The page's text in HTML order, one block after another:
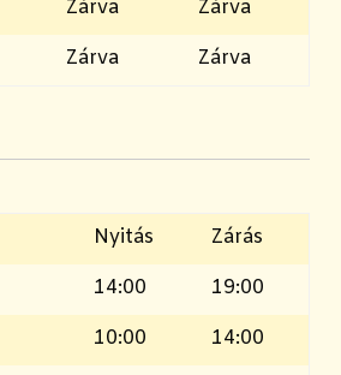
Zárva
Zárva
Zárva Zárva
Nyitás
Zárás
14:00
19:00
10:00
14:00